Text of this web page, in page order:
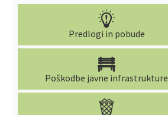
Predlogi in pobude
Poškodbe javne infrastrukture